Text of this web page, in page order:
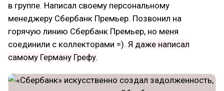
в группе. Написал своему персональному
менеджеру Сбербанк Премьер. Позвонил на
горячую линию Сбербанк Премьер, но меня
соединили с коллекторами =). Я даже написал
самому Герману Грефу.